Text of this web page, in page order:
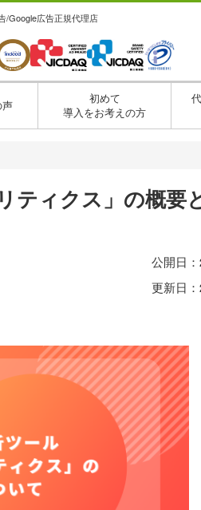
/Google広告正規代理店
初めて
導入をお考えの方
ティクス」の概要
公開日：
更新日：